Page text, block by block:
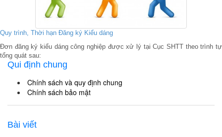
Quy trình, Thời hạn Đăng ký Kiểu dáng
Đơn đăng ký kiểu dáng công nghiệp được xử lý tại Cục SHTT theo trình tự
tổng quát sau:
Qui định chung
Chính sách và quy định chung
Chính sách bảo mật
Bài viết